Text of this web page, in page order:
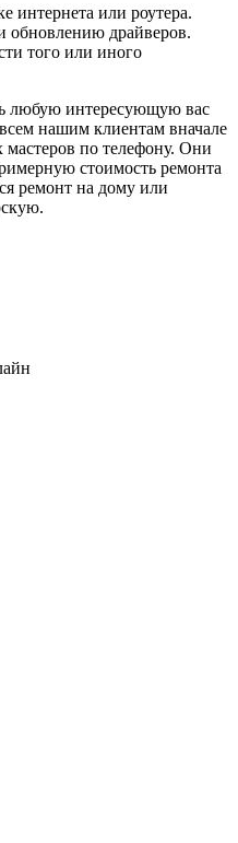
интернета или роутера.
обновлению драйверов.
того или иного
любую интересующую вас
нашим клиентам вначале
по телефону. Они
стоимость ремонта
ремонт на дому или